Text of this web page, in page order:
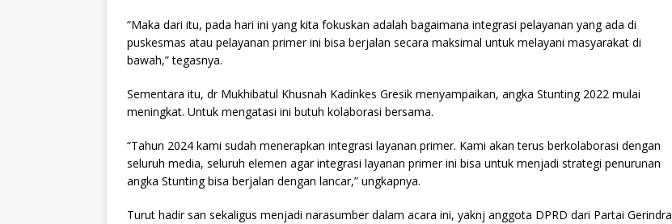
“Maka dari itu, pada hari ini yang kita fokuskan adalah bagaimana integrasi pelayanan yang ada di
puskesmas atau pelayanan primer ini bisa berjalan secara maksimal untuk melayani masyarakat di
bawah,” tegasnya.
Sementara itu, dr Mukhibatul Khusnah Kadinkes Gresik menyampaikan, angka Stunting 2022 mulai
meningkat. Untuk mengatasi ini butuh kolaborasi bersama.
“Tahun 2024 kami sudah menerapkan integrasi layanan primer. Kami akan terus berkolaborasi dengan
seluruh media, seluruh elemen agar integrasi layanan primer ini bisa untuk menjadi strategi penurunan
angka Stunting bisa berjalan dengan lancar,” ungkapnya.
Turut hadir san sekaligus menjadi narasumber dalam acara ini, yaknj anggota DPRD dari Partai Gerindra